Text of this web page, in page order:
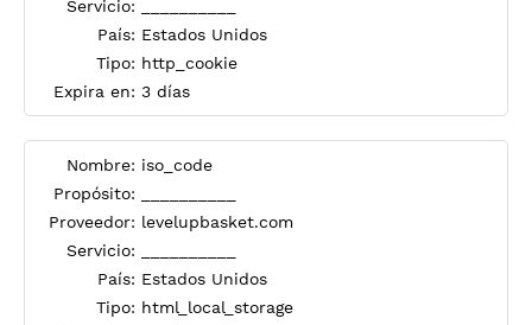
Servicio:
País: Estados Unidos
Tipo: http_cookie
Expira en: 3 días
Nombre: iso_code
Propósito:
Proveedor: levelupbasket.com
Servicio:
País: Estados Unidos
Tipo: html_local_storage